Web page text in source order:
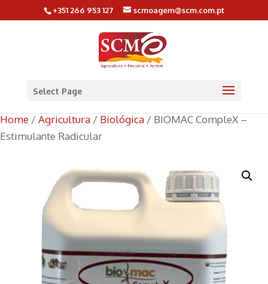
+351 266 953 127 scmoagem@scm.com.pt
Select Page
Home / Agricultura / Biológica / BIOMAC CompleX –
Estimulante Radicular